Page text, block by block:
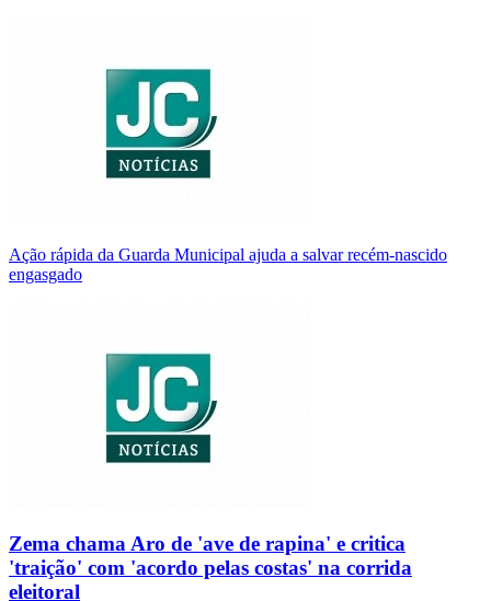
Ação rápida da Guarda Municipal ajuda a salvar recém-nascido
engasgado
Zema chama Aro de 'ave de rapina' e critica
'traição' com 'acordo pelas costas' na corrida
eleitoral